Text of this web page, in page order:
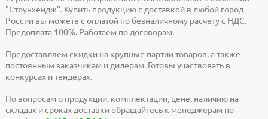
"Стоунхендж". Купить продукцию с доставкой в любой город
России вы можете с оплатой по безналичному расчету с НДС.
Предоплата 100%. Работаем по договорам.
Предоставляем скидки на крупные партии товаров, а также
постоянным заказчикам и дилерам. Готовы участвовать в
конкурсах и тендерах.
По вопросам о продукции, комплектации, цене, наличию на
складах и сроках доставки обращайтесь к менеджерам по